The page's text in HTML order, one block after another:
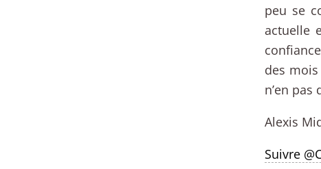
peu se
actuelle
des
n’en
Alexis
Suivre